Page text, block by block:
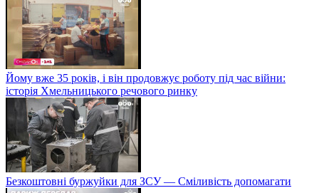
Йому вже 35 років, і він продовжує роботу під час війни:
історія Хмельницького речового ринку
Безкоштовні буржуйки для ЗСУ — Сміливість допомагати